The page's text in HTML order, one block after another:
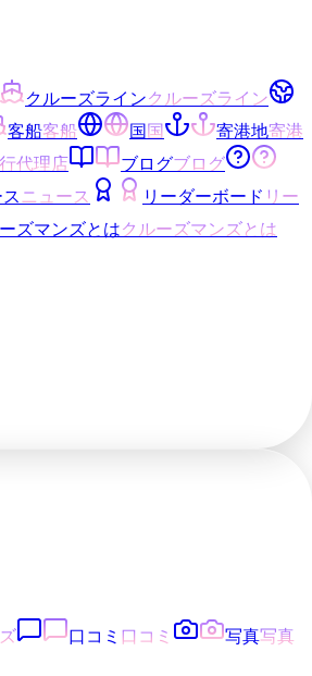
クルーズラインクルーズライン
客船客船 国国 寄港地寄港
代理店 ブログブログ
ニュース リーダーボード リー
ズマンズとはクルーズマンズとは
口コミ 口コミ 写真写真